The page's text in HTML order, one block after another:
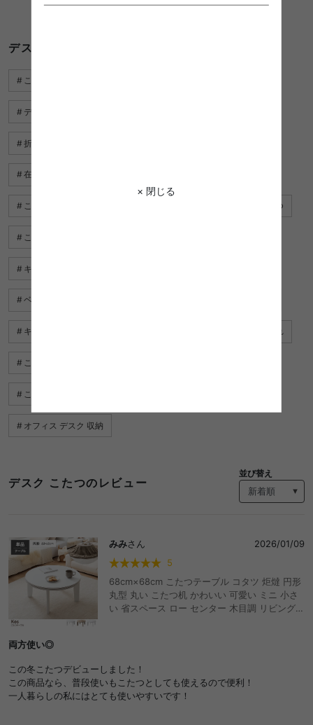
× 閉じる
デスク こたつに関するキーワード
こたつテーブル ウォールナット
デスク チェア おすすめ
折りたたみ デスク
在宅 ワーク デスク
こたつ 黒 テーブル 折りたたみ こたつ
こたつ 2人用
キッズ デスク
ベッド デスク
キッズデスク 人気 デスク チェア おしゃれ
こたつ 白
こたつ オーク
オフィス デスク 収納
デスク こたつのレビュー
並び替え
みみさん
2026/01/09
5
68cm×68cm こたつテーブル コタツ 炬燵 円形
丸型 丸い こたつ机 かわいい 可愛い ミニ 小さ
い 省スペース ロー センター 木目調 リビング
和室 おしゃれ おすすめ 安い
両方使い◎
この冬こたつデビューしました！
この商品なら、普段使いもこたつとしても使えるので便利！
一人暮らしの私にはとても使いやすいです！